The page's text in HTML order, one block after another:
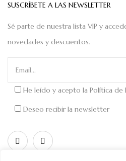
SUSCRÍBETE A LAS NEWSLETTER
Sé parte de nuestra lista VIP y
novedades y descuentos.
He leído y acepto la Política de
Deseo recibir la newsletter